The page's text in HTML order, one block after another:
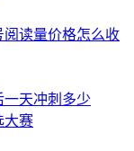
读量价格怎么收
天冲刺多少
大赛